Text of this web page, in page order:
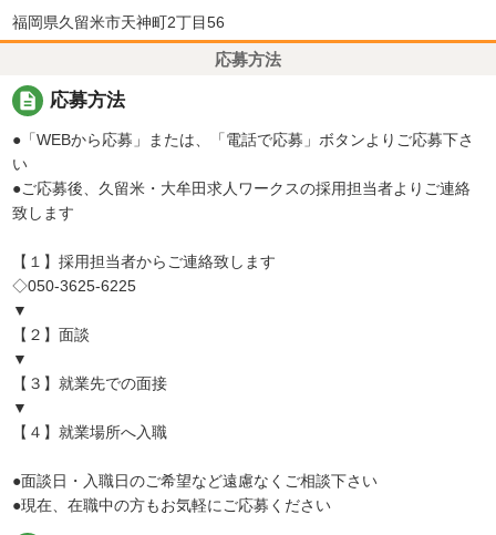
福岡県久留米市天神町2丁目56
応募方法
description 応募方法
●「WEBから応募」または、「電話で応募」ボタンよりご応募下さ
い
●ご応募後、久留米・大牟田求人ワークスの採用担当者よりご連絡
致します
【１】採用担当者からご連絡致します
◇050-3625-6225
▼
【２】面談
▼
【３】就業先での面接
▼
【４】就業場所へ入職
●面談日・入職日のご希望など遠慮なくご相談下さい
●現在、在職中の方もお気軽にご応募ください